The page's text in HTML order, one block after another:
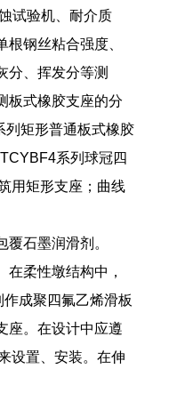
试验机、耐介质
钢丝粘合强度、
分、挥发分等测
板式橡胶支座的分
列矩形普通板式橡胶
系列球冠四
用矩形支座；曲线
石墨润滑剂。
柔性墩结构中，
成聚四氟乙烯滑板
座。在设计中应遵
设置、安装。在伸